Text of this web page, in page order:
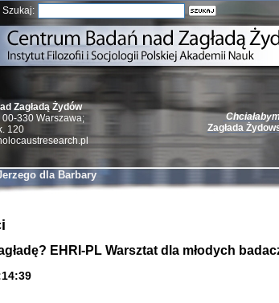
Szukaj:
Zagłada
Natalia Aleksiun,
Deborah Dash
Turski, Laurence
Zagładą Żydów
330 Warszawa;
120
dla Barbary
EHRI-PL Warsztat dla młodych